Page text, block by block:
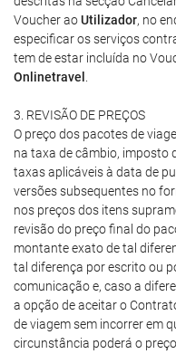
Voucher aoUtilizador, no
especificar os serviços
tem de estar incluída no
Onlinetravel
3. REVISÃO DE PREÇOS
O preço dos pacotes de
na taxa de câmbio, imposto
taxas aplicáveis à data de
versões subsequentes no
nos preços dos itens
revisão do preço final do
montante exato de tal
tal diferença por escrito ou
comunicação e, caso a
a opção de aceitar o
de viagem sem incorrer em
circunstância poderá o